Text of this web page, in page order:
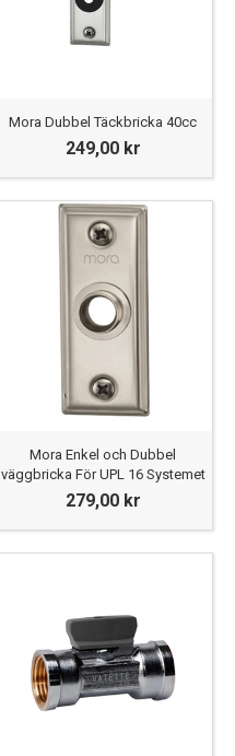
Mora Dubbel Täckbricka 40cc
249,00 kr
Mora Enkel och Dubbel
väggbricka För UPL 16 Systemet
279,00 kr